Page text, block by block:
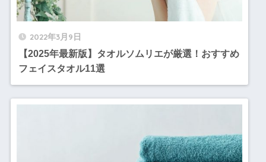
2022年3月9日
【2025年最新版】タオルソムリエが厳選！おすすめ
フェイスタオル11選